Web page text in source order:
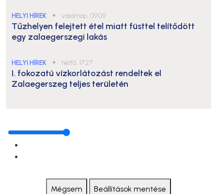
HELYI HÍREK ● vasárnap, 09:09
Tűzhelyen felejtett étel miatt füsttel telítődött
egy zalaegerszegi lakás
HELYI HÍREK ● hétfő, 17:27
I. fokozatú vízkorlátozást rendeltek el
Zalaegerszeg teljes területén
Mégsem Beállítások mentése